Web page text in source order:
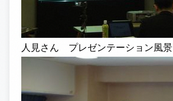
人見さん プレゼンテーション風景